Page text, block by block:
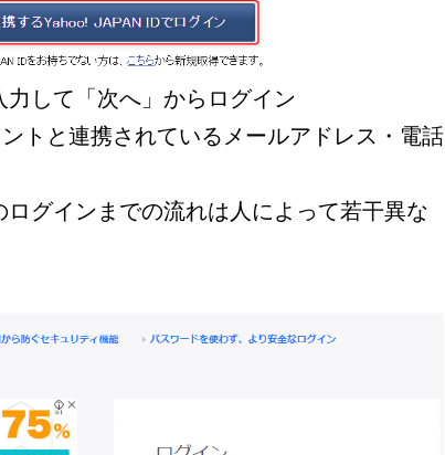
して「次へ」からログイン
トと連携されているメールアドレス・電話
グインまでの流れは人によって若干異な